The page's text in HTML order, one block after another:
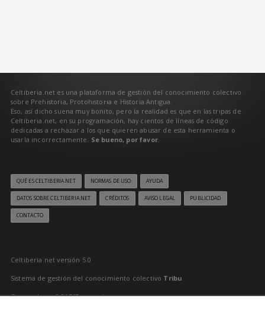
Celtiberia.net es una plataforma de gestión del conocimiento colectivo
sobre Prehistoria, Protohistoria e Historia Antigua.
Eso, así dicho suena muy bonito, pero la realidad es que en las tripas de
Celtiberia.net, en su programación, hay cientos de líneas de código
dedicadas a rechazar a los que quieren abusar de esta herramienta o
usarla incorrectamente. Se bueno, por favor.
QUÉ ES CELTIBERIA.NET NORMAS DE USO AYUDA
DATOS SOBRE CELTIBERIA.NET CRÉDITOS AVISO LEGAL PUBLICIDAD
CONTACTO
Celtiberia.net versión 5.0
Sistema de gestión del conocimiento colectivo Tribu
Generado en 0,01563 segundos